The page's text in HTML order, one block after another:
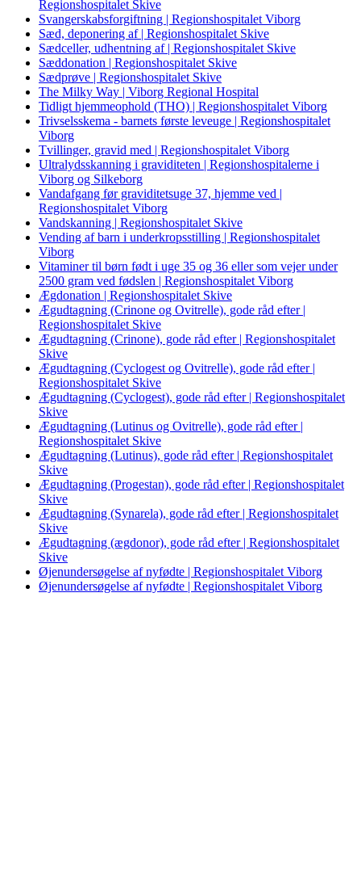
Regionshospitalet Skive
Svangerskabsforgiftning | Regionshospitalet Viborg
Sæd, deponering af | Regionshospitalet Skive
Sædceller, udhentning af | Regionshospitalet Skive
Sæddonation | Regionshospitalet Skive
Sædprøve | Regionshospitalet Skive
The Milky Way | Viborg Regional Hospital
Tidligt hjemmeophold (THO) | Regionshospitalet Viborg
Trivselsskema - barnets første leveuge | Regionshospitalet
Viborg
Tvillinger, gravid med | Regionshospitalet Viborg
Ultralydsskanning i graviditeten | Regionshospitalerne i
Viborg og Silkeborg
Vandafgang før graviditetsuge 37, hjemme ved |
Regionshospitalet Viborg
Vandskanning | Regionshospitalet Skive
Vending af barn i underkropsstilling | Regionshospitalet
Viborg
Vitaminer til børn født i uge 35 og 36 eller som vejer under
2500 gram ved fødslen | Regionshospitalet Viborg
Ægdonation | Regionshospitalet Skive
Ægudtagning (Crinone og Ovitrelle), gode råd efter |
Regionshospitalet Skive
Ægudtagning (Crinone), gode råd efter | Regionshospitalet
Skive
Ægudtagning (Cyclogest og Ovitrelle), gode råd efter |
Regionshospitalet Skive
Ægudtagning (Cyclogest), gode råd efter | Regionshospitalet
Skive
Ægudtagning (Lutinus og Ovitrelle), gode råd efter |
Regionshospitalet Skive
Ægudtagning (Lutinus), gode råd efter | Regionshospitalet
Skive
Ægudtagning (Progestan), gode råd efter | Regionshospitalet
Skive
Ægudtagning (Synarela), gode råd efter | Regionshospitalet
Skive
Ægudtagning (ægdonor), gode råd efter | Regionshospitalet
Skive
Øjenundersøgelse af nyfødte | Regionshospitalet Viborg
Øjenundersøgelse af nyfødte | Regionshospitalet Viborg